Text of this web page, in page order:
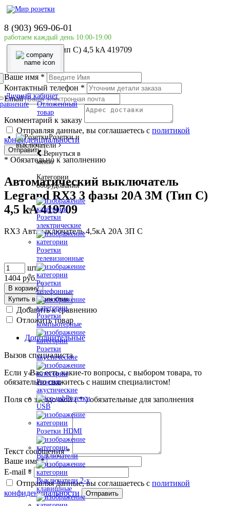
8 (903) 969-06-01
работаем каждый день 10:00-19:00
Личный кабинет
Отложенный
товар
Розетки и
выключатели
Вернуться в
меню
Категории
оборудования
Розетки
электрические
Розетки
телевизионные
Розетки
телефонные
Розетки
компьютерные
Розетки
акустические
Розетки
акустические
Розетки
USB
Розетки HDMI
Выключатели
Выключатели 2-х
клавишные
Главная страница
LEGRAND
Автоматический выключатель Legrand RX3 3 фазы
20A 3М (Тип C) 4,5 kA 419709
Ваше имя *
Контактный телефон *
Email
Комментарий к заказу
Отправляя данные, вы соглашаетесь с политикой
конфиденциальности
Отправить
* Обязательно к заполнению
Автоматический выключатель
Legrand RX3 3 фазы 20A 3М (Тип C)
4,5 kA 419709
RX3 Авт.выключатель 4,5кА 20А 3П C
шт
1404 руб.
В корзину
Купить в один клик
Добавить к сравнению
Отложить товар
Дополнительные
Вызов специалиста
Если у Вас есть какие-то вопросы, с выбором товара, то
обязательно свяжитесь с нашим специалистом!
Поля со звездочкой (*) обязательные для заполнения
Текст сообщения*
Ваше имя*
E-mail *
Отправляя данные, вы соглашаетесь с политикой
конфиденциальности
Отправить